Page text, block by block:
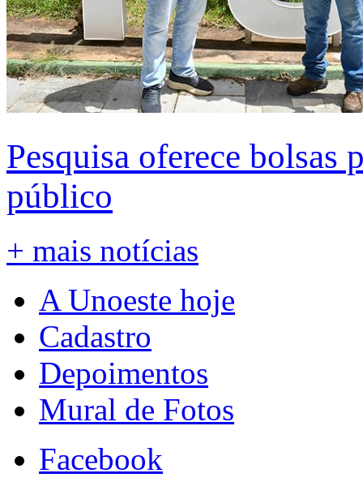
Pesquisa oferece bolsas
público
+ mais notícias
A Unoeste hoje
Cadastro
Depoimentos
Mural de Fotos
Facebook